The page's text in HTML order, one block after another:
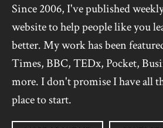
Since 2006, I've published
website to help people like you
better. My work has been
Times, BBC, TEDx, Pocket,
more. I don't promise I have all
place to start.